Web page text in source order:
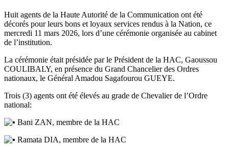
Huit agents de la Haute Autorité de la Communication ont été
décorés pour leurs bons et loyaux services rendus à la Nation, ce
mercredi 11 mars 2026, lors d’une cérémonie organisée au cabinet
de l’institution.
La cérémonie était présidée par le Président de la HAC, Gaoussou
COULIBALY, en présence du Grand Chancelier des Ordres
nationaux, le Général Amadou Sagafourou GUEYE.
Trois (3) agents ont été élevés au grade de Chevalier de l’Ordre
national:
Bani ZAN, membre de la HAC
Ramata DIA, membre de la HAC